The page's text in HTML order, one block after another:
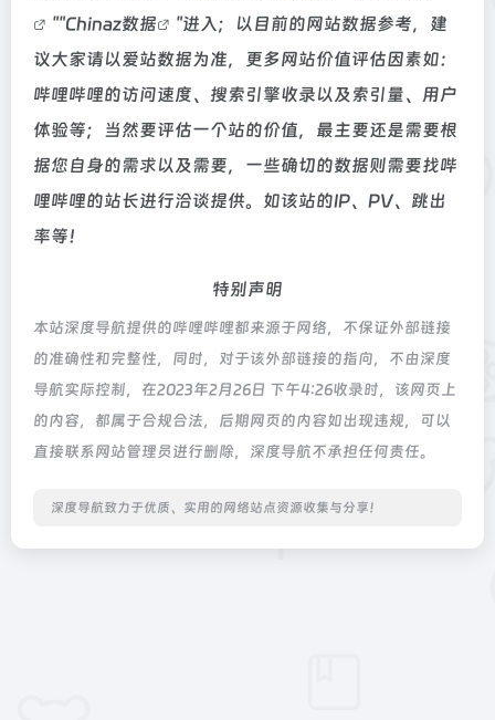
""Chinaz数据
"进入；以目前的网站数据参考，建
议大家请以爱站数据为准，更多网站价值评估因素如：
哔哩哔哩的访问速度、搜索引擎收录以及索引量、用户
体验等；当然要评估一个站的价值，最主要还是需要根
据您自身的需求以及需要，一些确切的数据则需要找哔
哩哔哩的站长进行洽谈提供。如该站的IP、PV、跳出
率等！
特别声明
本站深度导航提供的哔哩哔哩都来源于网络，不保证外部链接
的准确性和完整性，同时，对于该外部链接的指向，不由深度
导航实际控制，在2023年2月26日 下午4:26收录时，该网页上
的内容，都属于合规合法，后期网页的内容如出现违规，可以
直接联系网站管理员进行删除，深度导航不承担任何责任。
深度导航致力于优质、实用的网络站点资源收集与分享！